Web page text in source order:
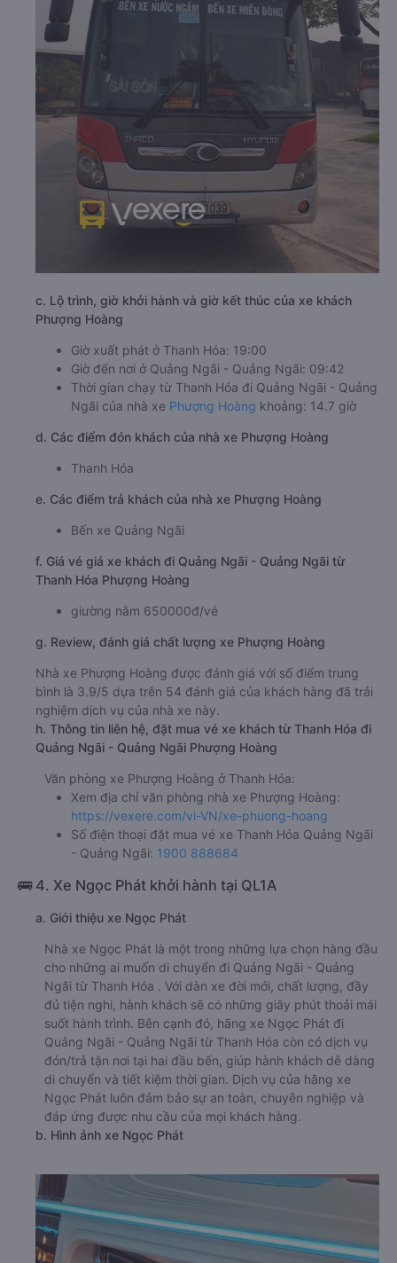
c. Lộ trình, giờ khởi hành và giờ kết thúc của xe khách
Phượng Hoàng
Giờ xuất phát ở Thanh Hóa: 19:00
Giờ đến nơi ở Quảng Ngãi - Quảng Ngãi: 09:42
Thời gian chạy từ Thanh Hóa đi Quảng Ngãi - Quảng
Ngãi của nhà xe Phượng Hoàng khoảng: 14.7 giờ
d. Các điểm đón khách của nhà xe Phượng Hoàng
Thanh Hóa
e. Các điểm trả khách của nhà xe Phượng Hoàng
Bến xe Quảng Ngãi
f. Giá vé giá xe khách đi Quảng Ngãi - Quảng Ngãi từ
Thanh Hóa Phượng Hoàng
giường nằm 650000đ/vé
g. Review, đánh giá chất lượng xe Phượng Hoàng
Nhà xe Phượng Hoàng được đánh giá với số điểm trung
bình là 3.9/5 dựa trên 54 đánh giá của khách hàng đã trải
nghiệm dịch vụ của nhà xe này.
h. Thông tin liên hệ, đặt mua vé xe khách từ Thanh Hóa đi
Quảng Ngãi - Quảng Ngãi Phượng Hoàng
Văn phòng xe Phượng Hoàng ở Thanh Hóa:
Xem địa chỉ văn phòng nhà xe Phượng Hoàng:
https://vexere.com/vi-VN/xe-phuong-hoang
Số điện thoại đặt mua vé xe Thanh Hóa Quảng Ngãi
- Quảng Ngãi: 1900 888684
🚌 4. Xe Ngọc Phát khởi hành tại QL1A
a. Giới thiệu xe Ngọc Phát
Nhà xe Ngọc Phát là một trong những lựa chọn hàng đầu
cho những ai muốn di chuyển đi Quảng Ngãi - Quảng
Ngãi từ Thanh Hóa . Với dàn xe đời mới, chất lượng, đầy
đủ tiện nghi, hành khách sẽ có những giây phút thoải mái
suốt hành trình. Bên cạnh đó, hãng xe Ngọc Phát đi
Quảng Ngãi - Quảng Ngãi từ Thanh Hóa còn có dịch vụ
đón/trả tận nơi tại hai đầu bến, giúp hành khách dễ dàng
di chuyển và tiết kiệm thời gian. Dịch vụ của hãng xe
Ngọc Phát luôn đảm bảo sự an toàn, chuyên nghiệp và
đáp ứng được nhu cầu của mọi khách hàng.
b. Hình ảnh xe Ngọc Phát